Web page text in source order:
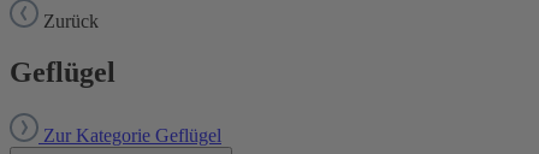
Zurück
Geflügel
Zur Kategorie Geflügel